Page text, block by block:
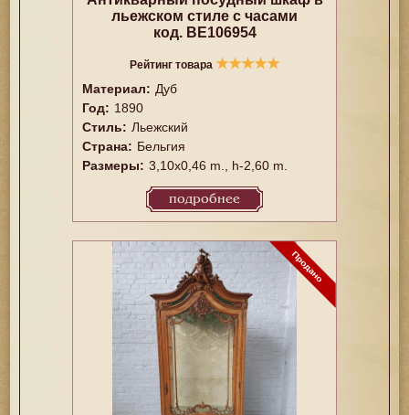
льежском стиле с часами
код. BE106954
Рейтинг товара ★★★★★
Материал: Дуб
Год: 1890
Стиль: Льежский
Страна: Бельгия
Размеры: 3,10x0,46 m., h-2,60 m.
подробнее